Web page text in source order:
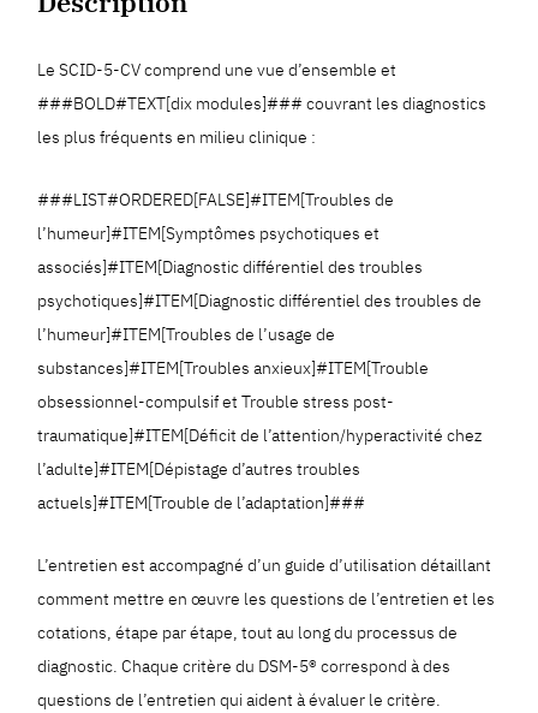
Le SCID-5-CV comprend une vue d’ensemble et
###BOLD#TEXT[dix modules]### couvrant les diagnostics
les plus fréquents en milieu clinique :
###LIST#ORDERED[FALSE]#ITEM[Troubles de
l’humeur]#ITEM[Symptômes psychotiques et
associés]#ITEM[Diagnostic différentiel des troubles
psychotiques]#ITEM[Diagnostic différentiel des troubles de
l’humeur]#ITEM[Troubles de l’usage de
substances]#ITEM[Troubles anxieux]#ITEM[Trouble
obsessionnel-compulsif et Trouble stress post-
traumatique]#ITEM[Déficit de l’attention/hyperactivité chez
l’adulte]#ITEM[Dépistage d’autres troubles
actuels]#ITEM[Trouble de l’adaptation]###
L’entretien est accompagné d’un guide d’utilisation détaillant
comment mettre en œuvre les questions de l’entretien et les
cotations, étape par étape, tout au long du processus de
diagnostic. Chaque critère du DSM-5® correspond à des
questions de l’entretien qui aident à évaluer le critère.